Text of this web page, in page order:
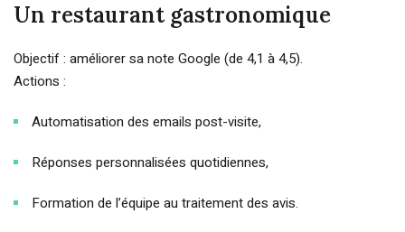
Un restaurant gastronomique
Objectif : améliorer sa note Google (de 4,1 à 4,5).
Actions :
Automatisation des emails post-visite,
Réponses personnalisées quotidiennes,
Formation de l’équipe au traitement des avis.